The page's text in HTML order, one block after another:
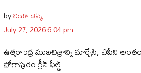
byలియో డెస్క్
July 27, 2026 6:04 pm
ఉత్తరాంధ్ర ముఖచిత్రాన్ని మార్చేసి, ఏపీని
భోగాపురం గ్రీన్ ఫీల్డ్...